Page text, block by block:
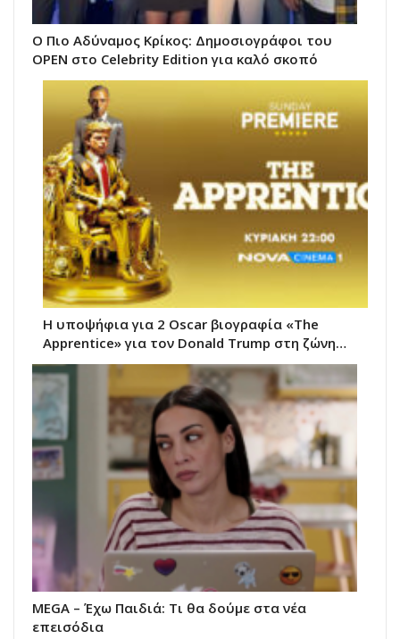
Ο Πιο Αδύναμος Κρίκος: Δημοσιογράφοι του
OPEN στο Celebrity Edition για καλό σκοπό
Η υποψήφια για 2 Oscar βιογραφία «The
Apprentice» για τον Donald Trump στη ζώνη…
MEGA – Έχω Παιδιά: Τι θα δούμε στα νέα
επεισόδια